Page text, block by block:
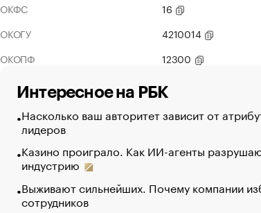
ОКФС
16
ОКОГУ
4210014
ОКОПФ
12300
Интересное на РБК
Насколько ваш авторитет зависит от
лидеров
Казино проиграло. Как ИИ-агенты
индустрию
Выживают сильнейших. Почему компании
сотрудников